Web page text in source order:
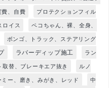
費、自費 プロテクションフィル
ロイス ペコちゃん、裸、全身、
ボンゴ、トラック、ステアリング
ラバーディップ施工 ラン
替、ブレーキエア抜き ルノ
ミー、磨き、みがき、レッド 中